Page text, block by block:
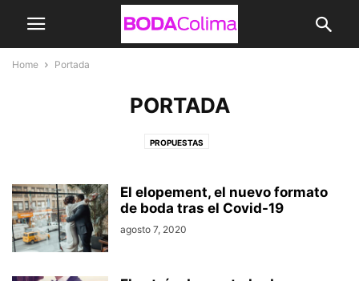
Home Portada
PORTADA
PROPUESTAS
El elopement, el nuevo formato
de boda tras el Covid-19
agosto 7, 2020